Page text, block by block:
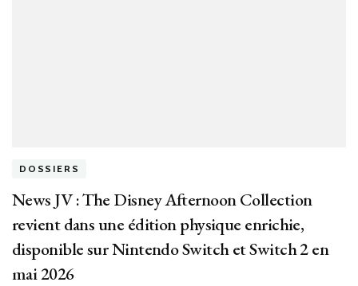
DOSSIERS
News JV : The Disney Afternoon Collection
revient dans une édition physique enrichie,
disponible sur Nintendo Switch et Switch 2 en
mai 2026